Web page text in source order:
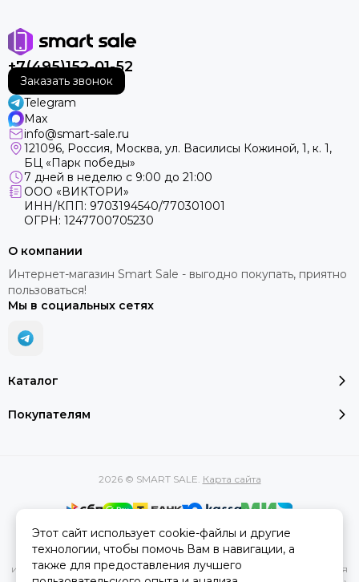
+7(495)152-01-52
Заказать звонок
Telegram
Max
info@smart-sale.ru
121096, Россия, Москва, ул. Василисы Кожиной, 1, к. 1,
БЦ «Парк победы»
7 дней в неделю с 9:00 до 21:00
ООО «ВИКТОРИ»
ИНН/КПП: 9703194540/770301001
ОГРН: 1247700705230
Каталог
Покупателям
О компании
Интернет-магазин Smart Sale - выгодно покупать, приятно
пользоваться!
Мы в социальных сетях
2026 © SMART SALE. Карта сайта
Вся представленная на сайте информация, касающаяся
характеристик, стоимости товаров и услуг, носит
информационный характер и ни при каких условиях не является
Этот сайт использует cookie-файлы и другие
технологии, чтобы помочь Вам в навигации, а
также для предоставления лучшего